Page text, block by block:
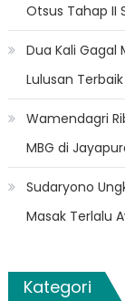
Otsus Tahap II
Dua Kali Gagal
Lulusan Terbaik
Wamendagri
MBG di
Sudaryono
Masak Terlalu
Kategori